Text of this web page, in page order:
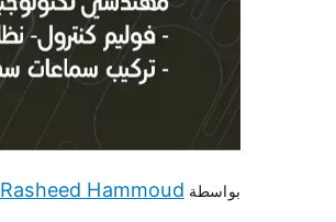
بواسطة Rasheed Hammoud